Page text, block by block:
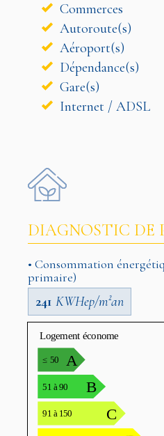
Commerces
Autoroute(s)
Aéroport(s)
Dépendance(s)
Gare(s)
Internet / ADSL
DIAGNOSTIC DE
• Consommation
primaire)
241 KWHep/m²an